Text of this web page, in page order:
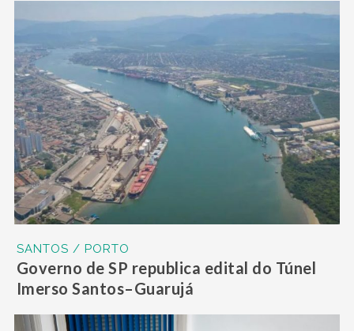
SANTOS / PORTO
Governo de SP republica edital do Túnel
Imerso Santos–Guarujá